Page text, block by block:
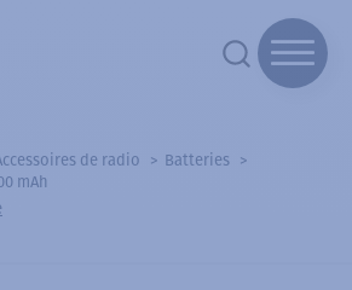
de radio
Batteries
mAh